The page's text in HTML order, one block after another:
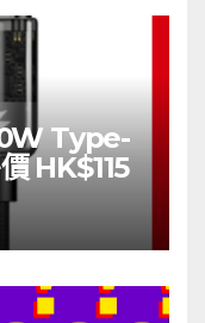
Type-
HK$115